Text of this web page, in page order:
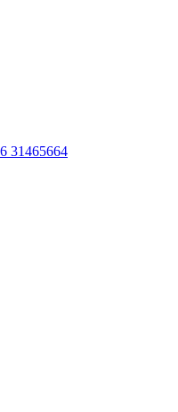
31465664